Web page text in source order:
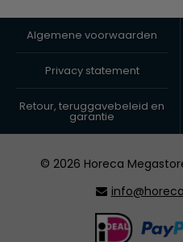
Algemene voorwaarden
Privacy statement
Retour, teruggavebeleid en
garantie
© 2026 Horeca